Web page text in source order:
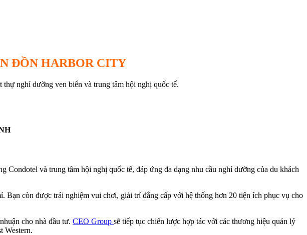
ĐỒN HARBOR CITY
nghỉ dưỡng ven biển và trung tâm hội nghị quốc tế.
Condotel và trung tâm hội nghị quốc tế, đáp ứng đa dạng nhu cầu nghỉ dưỡng của du khách
còn được trải nghiệm vui chơi, giải trí đẳng cấp với hệ thống hơn 20 tiện ích phục vụ cho
cho nhà đầu tư. CEO Group sẽ tiếp tục chiến lược hợp tác với các thương hiệu quản lý
Western.